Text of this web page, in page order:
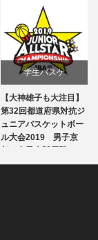
学生バスケ
注目選手
試合レビュー
【大神雄子も大注目】
第32回都道府県対抗ジ
ュニアバスケットボー
ル大会2019 男子京